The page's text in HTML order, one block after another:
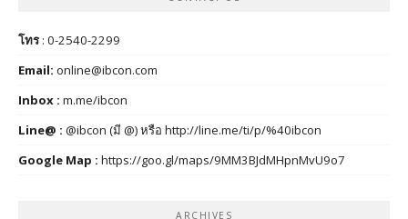
โทร: 0-2540-2299
Email: online@ibcon.com
Inbox : m.me/ibcon
Line@ : @ibcon (มี @) หรือ http://line.me/ti/p/%40ibcon
Google Map : https://goo.gl/maps/9MM3BJdMHpnMvU9o7
ARCHIVES